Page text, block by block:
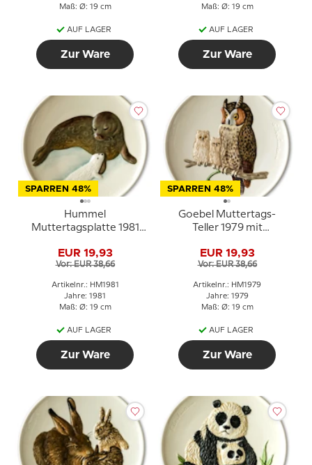
Maß: Ø: 19 cm
AUF LAGER
Zur Ware
Maß: Ø: 19 cm
AUF LAGER
Zur Ware
SPARREN 48%
Hummel
Muttertagsplatte 1981
Robbenmotiv
EUR 19,93
Vor: EUR 38,66
Artikelnr.: HM1981
Jahre: 1981
Maß: Ø: 19 cm
AUF LAGER
Zur Ware
SPARREN 48%
Goebel Muttertags-
Teller 1979 mit
EUR 19,93
Vor: EUR 38,66
Artikelnr.: HM1979
Jahre: 1979
Maß: Ø: 19 cm
AUF LAGER
Zur Ware